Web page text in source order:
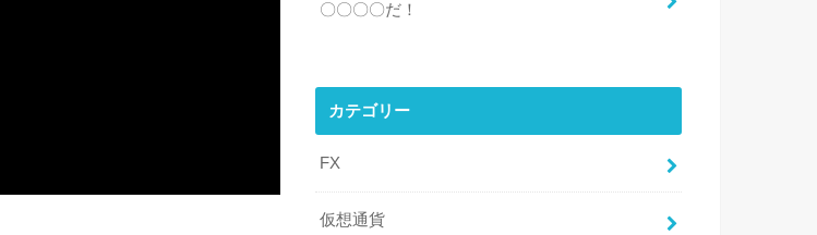
〇〇〇〇だ！
カテゴリー
FX
仮想通貨